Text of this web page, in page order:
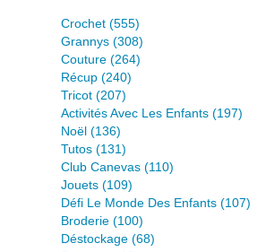
Crochet (555)
Grannys (308)
Couture (264)
Récup (240)
Tricot (207)
Activités Avec Les Enfants (197)
Noël (136)
Tutos (131)
Club Canevas (110)
Jouets (109)
Défi Le Monde Des Enfants (107)
Broderie (100)
Déstockage (68)